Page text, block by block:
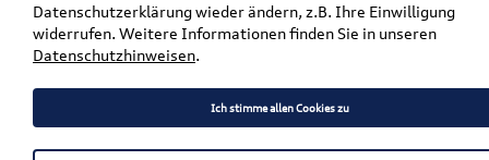
Original Audi Dashcam
(Universal Traffic Recorder
2.0) Frontkamera
4K0063511
Datenschutzerklärung wieder ändern, z.B. Ihre Einwilligung
widerrufen. Weitere Informationen finden Sie in unseren
Datenschutzhinweisen.
Ich stimme allen Cookies zu